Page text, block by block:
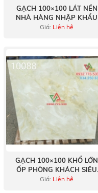
GẠCH 100×100 LÁT NỀN
NHÀ HÀNG NHẬP KHẨU
Giá: Liện hệ
GẠCH 100×100 KHỔ LỚN
ỐP PHÒNG KHÁCH SIÊU
BÓNG LÁNG
Giá: Liện hệ